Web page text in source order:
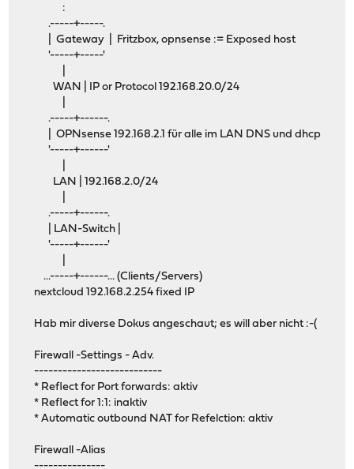
:
.-----+-----.
| Gateway | Fritzbox, opnsense := Exposed host
'-----+-----'
WAN | IP or Protocol 192.168.20.0/24
.-----+------.
| OPNsense 192.168.2.1 für alle im LAN DNS und dhcp
'-----+------'
LAN | 192.168.2.0/24
.-----+------.
| LAN-Switch |
'-----+------'
...-----+------... (Clients/Servers)
nextcloud 192.168.2.254 fixed IP
Hab mir diverse Dokus angeschaut; es will aber nicht :-(
Firewall -Settings - Adv.
---------------------------
* Reflect for Port forwards: aktiv
* Reflect for 1:1: inaktiv
* Automatic outbound NAT for Refelction: aktiv
Firewall -Alias
---------------